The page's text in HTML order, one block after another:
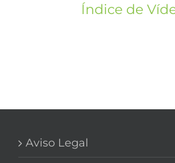
Índice de
Aviso Legal